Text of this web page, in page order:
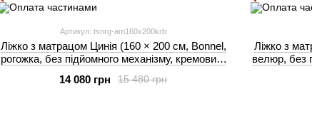
Артикул: tsnrg-am160x200krb
Ліжко з матрацом Цинія (160 × 200 см, Bonnel,
рогожка, без підйомного механізму, кремовий)
15 480 грн
14 080 грн
Ліжко з
велюр, без